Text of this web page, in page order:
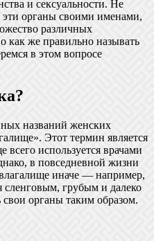
и сексуальности. Не
органы своими именами,
различных
как же правильно называть
в этом вопросе
названий женских
Этот термин является
используется врачами
в повседневной жизни
иначе — например,
сленговым, грубым и далеко
свои органы таким образом.